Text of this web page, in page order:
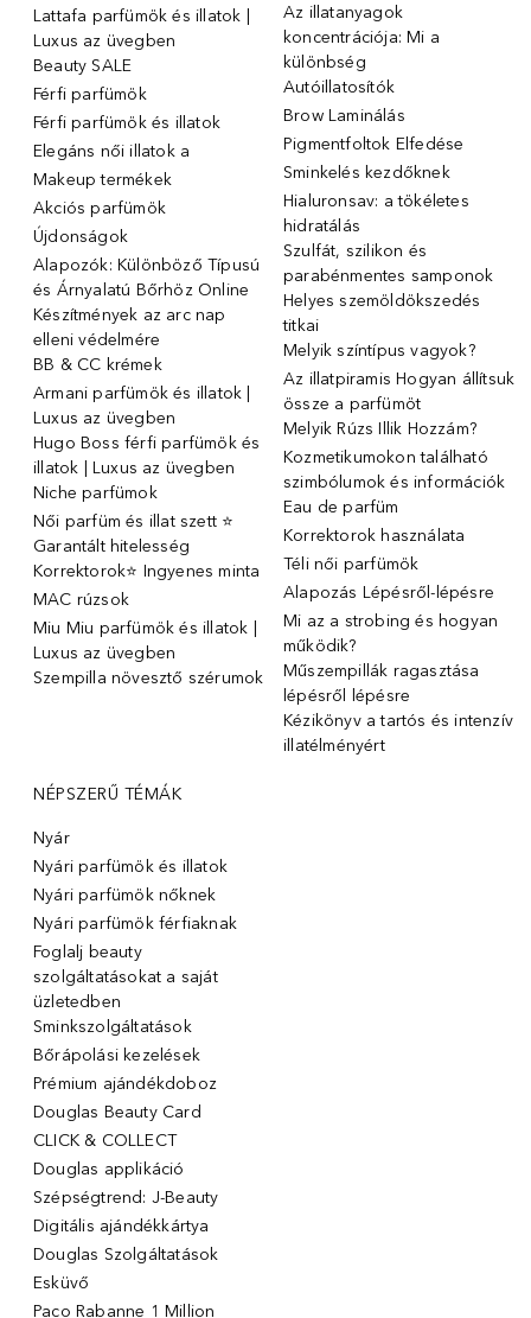
Lattafa parfümök és illatok |
Luxus az üvegben
Beauty SALE
Férfi parfümök
Férfi parfümök és illatok
Elegáns női illatok ️a
Makeup termékek
Akciós parfümök
Újdonságok
Alapozók: Különböző Típusú
és Árnyalatú Bőrhöz Online
Készítmények az arc nap
elleni védelmére
BB & CC krémek
Armani parfümök és illatok |
Luxus az üvegben
Hugo Boss férfi parfümök és
illatok | Luxus az üvegben
Niche parfümok
Női parfüm és illat szett ⭐
Garantált hitelesség
Korrektorok⭐ Ingyenes minta
MAC rúzsok
Miu Miu parfümök és illatok |
Luxus az üvegben
Szempilla növesztő szérumok
Az illatanyagok
koncentrációja: Mi a
különbség
Autóillatosítók
Brow Laminálás
Pigmentfoltok Elfedése
Sminkelés kezdőknek
Hialuronsav: a tökéletes
hidratálás
Szulfát, szilikon és
parabénmentes samponok
Helyes szemöldökszedés
titkai
Melyik színtípus vagyok?
Az illatpiramis Hogyan állítsuk
össze a parfümöt
Melyik Rúzs Illik Hozzám?
Kozmetikumokon található
szimbólumok és információk
Eau de parfüm
Korrektorok használata
Téli női parfümök
Alapozás Lépésről-lépésre
Mi az a strobing és hogyan
működik?
Műszempillák ragasztása
lépésről lépésre
Kézikönyv a tartós és intenzív
illatélményért
NÉPSZERŰ TÉMÁK
Nyár
Nyári parfümök és illatok
Nyári parfümök nőknek
Nyári parfümök férfiaknak
Foglalj beauty
szolgáltatásokat a saját
üzletedben
Sminkszolgáltatások
Bőrápolási kezelések
Prémium ajándékdoboz
Douglas Beauty Card
CLICK & COLLECT
Douglas applikáció
Szépségtrend: J-Beauty
Digitális ajándékkártya
Douglas Szolgáltatások
Esküvő
Paco Rabanne 1 Million